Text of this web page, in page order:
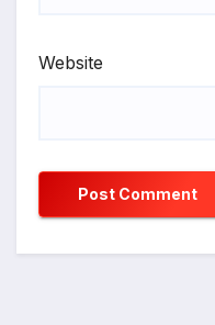
Website